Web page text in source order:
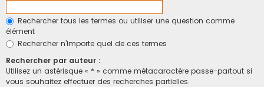
Rechercher tous les termes ou utiliser une question comme
élément
Rechercher n’importe quel de ces termes
Rechercher par auteur :
Utilisez un astérisque « * » comme métacaractère passe-partout si
vous souhaitez effectuer des recherches partielles.